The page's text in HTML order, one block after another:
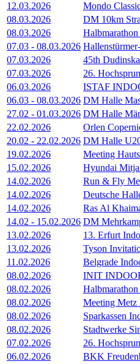
12.03.2026
Mondo
08.03.2026
DM 10km
08.03.2026
07.03 - 08.03.2026
07.03.2026
45th
07.03.2026
26.
06.03.2026
ISTAF
06.03 - 08.03.2026 DM Halle
27.02 - 01.03.2026 DM Halle
22.02.2026
Orlen
20.02 - 22.02.2026 DM Halle
19.02.2026
Meeting
15.02.2026
Hyundai Mitja
14.02.2026
Run & Fly
14.02.2026
Deutsche
14.02.2026
Ras Al
14.02 - 15.02.2026 DM
13.02.2026
13. Erfurt
13.02.2026
Tyson
11.02.2026
Belgrade
08.02.2026
INIT
08.02.2026
08.02.2026
Meeting Metz
08.02.2026
Sparkassen
08.02.2026
Stadtwerke
07.02.2026
26.
06.02.2026
BKK